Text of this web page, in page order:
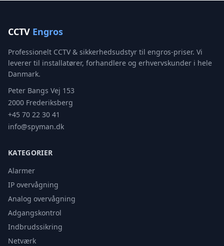
CCTV Engros
Professionelt CCTV & sikkerhedsudstyr til engros-priser. Vi
leverer til installatører, forhandlere og erhvervskunder i hele
Danmark.
Peter Bangs Vej 153
2000 Frederiksberg
+45 70 22 30 41
info@spyman.dk
KATEGORIER
Alarmer
IP overvågning
Analog overvågning
Adgangskontrol
Indbrudssikring
Netværk